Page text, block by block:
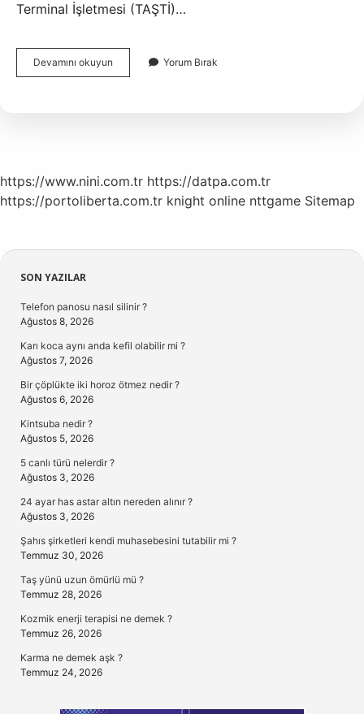
Terminal İşletmesi (TAŞTİ)…
Devamını okuyun Çamlıyayla
Otobüsleri
Yorum Bırak
https://www.nini.com.tr https://datpa.com.tr
https://portoliberta.com.tr knight online nttgame Sitemap
Sidebar
SON YAZILAR
Telefon panosu nasıl silinir ?
Ağustos 8, 2026
Karı koca aynı anda kefil olabilir mi ?
Ağustos 7, 2026
Bir çöplükte iki horoz ötmez nedir ?
Ağustos 6, 2026
Kintsuba nedir ?
Ağustos 5, 2026
5 canlı türü nelerdir ?
Ağustos 3, 2026
24 ayar has astar altın nereden alınır ?
Ağustos 3, 2026
Şahıs şirketleri kendi muhasebesini tutabilir mi ?
Temmuz 30, 2026
Taş yünü uzun ömürlü mü ?
Temmuz 28, 2026
Kozmik enerji terapisi ne demek ?
Temmuz 26, 2026
Karma ne demek aşk ?
Temmuz 24, 2026